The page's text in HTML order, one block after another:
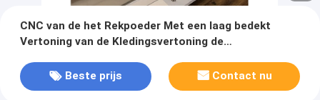
CNC van de het Rekpoeder Met een laag bedekt
Vertoning van de Kledingsvertoning de
Beste prijs
Contact nu